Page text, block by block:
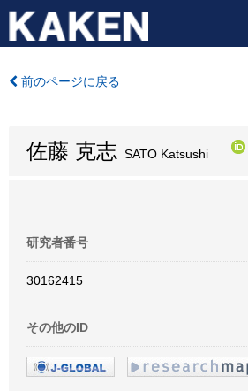
前のページに戻る
佐藤 克志 SATO Katsushi
研究者番号
30162415
その他のID